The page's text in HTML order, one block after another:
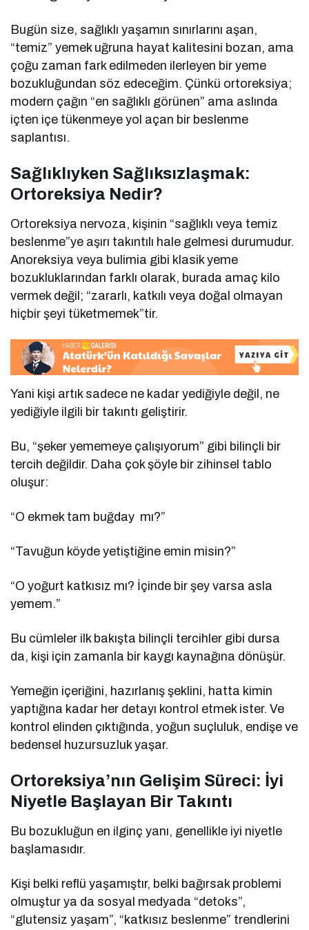
Bugün size, sağlıklı yaşamın sınırlarını aşan,
“temiz” yemek uğruna hayat kalitesini bozan, ama
çoğu zaman fark edilmeden ilerleyen bir yeme
bozukluğundan söz edeceğim. Çünkü ortoreksiya;
modern çağın “en sağlıklı görünen” ama aslında
içten içe tükenmeye yol açan bir beslenme
saplantısı.
Sağlıklıyken Sağlıksızlaşmak:
Ortoreksiya Nedir?
Ortoreksiya nervoza, kişinin “sağlıklı veya temiz
beslenme”ye aşırı takıntılı hale gelmesi durumudur.
Anoreksiya veya bulimia gibi klasik yeme
bozukluklarından farklı olarak, burada amaç kilo
vermek değil; “zararlı, katkılı veya doğal olmayan
hiçbir şeyi tüketmemek”tir.
Yani kişi artık sadece ne kadar yediğiyle değil, ne
yediğiyle ilgili bir takıntı geliştirir.
Bu, “şeker yememeye çalışıyorum” gibi bilinçli bir
tercih değildir. Daha çok şöyle bir zihinsel tablo
oluşur:
“O ekmek tam buğday mı?”
“Tavuğun köyde yetiştiğine emin misin?”
“O yoğurt katkısız mı? İçinde bir şey varsa asla
yemem.”
Bu cümleler ilk bakışta bilinçli tercihler gibi dursa
da, kişi için zamanla bir kaygı kaynağına dönüşür.
Yemeğin içeriğini, hazırlanış şeklini, hatta kimin
yaptığına kadar her detayı kontrol etmek ister. Ve
kontrol elinden çıktığında, yoğun suçluluk, endişe ve
bedensel huzursuzluk yaşar.
Ortoreksiya’nın Gelişim Süreci: İyi
Niyetle Başlayan Bir Takıntı
Bu bozukluğun en ilginç yanı, genellikle iyi niyetle
başlamasıdır.
Kişi belki reflü yaşamıştır, belki bağırsak problemi
olmuştur ya da sosyal medyada “detoks”,
“glutensiz yaşam”, “katkısız beslenme” trendlerini